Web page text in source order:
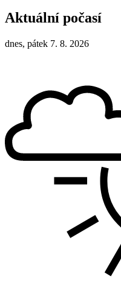
Aktuální počasí
dnes, pátek 7. 8. 2026